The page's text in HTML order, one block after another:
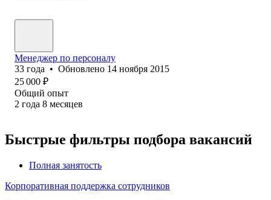
Менеджер по персоналу
33 года • Обновлено 14 ноября 2015
25 000 ₽
Общий опыт
2 года 8 месяцев
Быстрые фильтры подбора вакансий
Полная занятость
Корпоративная поддержка сотрудников